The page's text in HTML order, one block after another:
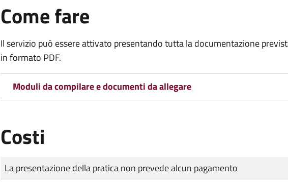
Come fare
Il servizio può essere attivato presentando tutta la documentazione
in formato PDF.
Moduli da compilare e documenti da allegare
Costi
Tipo di pagamento
Importo
La presentazione della pratica non prevede alcun pagamento